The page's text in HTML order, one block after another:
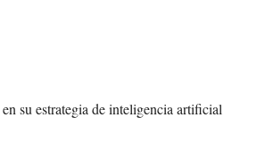
su estrategia de inteligencia artificial